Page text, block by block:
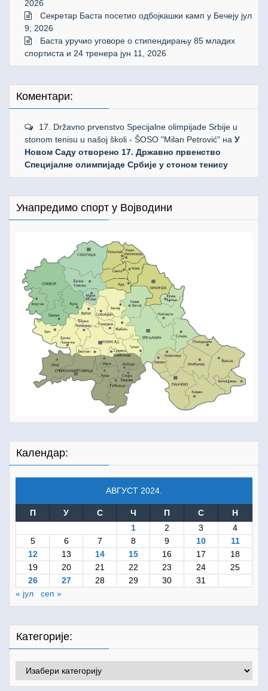
2026
Секретар Баста посетио одбојкашки камп у Бечеју јул
9, 2026
Баста уручио уговоре о стипендирању 85 младих
спортиста и 24 тренера јун 11, 2026
Коментари:
17. Državno prvenstvo Specijalne olimpijade Srbije u
stonom tenisu u našoj školi - ŠOSO "Milan Petrović" на У
Новом Саду отворено 17. Државно првенство
Специјалне олимпијаде Србије у стоном тенису
Унапредимо спорт у Војводини
Календар:
АВГУСТ 2024.
П У С Ч П С
Н
1
2 3
4
5
6 7 8 9 10
11
12
13 14 15 16 17
18
19
20 21 22 23 24
25
26
27 28 29 30
31
« јул
сеп »
Категорије:
Категорије: